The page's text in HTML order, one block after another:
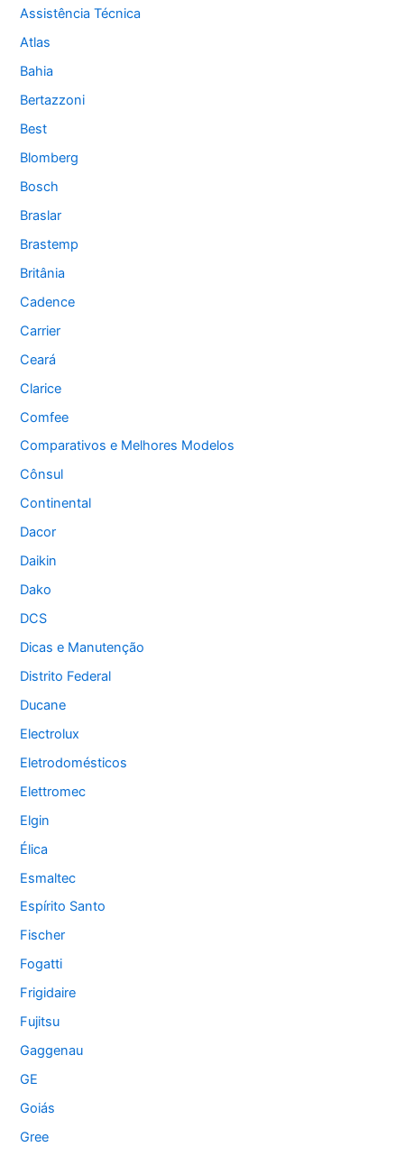
Assistência Técnica
Atlas
Bahia
Bertazzoni
Best
Blomberg
Bosch
Braslar
Brastemp
Britânia
Cadence
Carrier
Ceará
Clarice
Comfee
Comparativos e Melhores Modelos
Cônsul
Continental
Dacor
Daikin
Dako
DCS
Dicas e Manutenção
Distrito Federal
Ducane
Electrolux
Eletrodomésticos
Elettromec
Elgin
Élica
Esmaltec
Espírito Santo
Fischer
Fogatti
Frigidaire
Fujitsu
Gaggenau
GE
Goiás
Gree